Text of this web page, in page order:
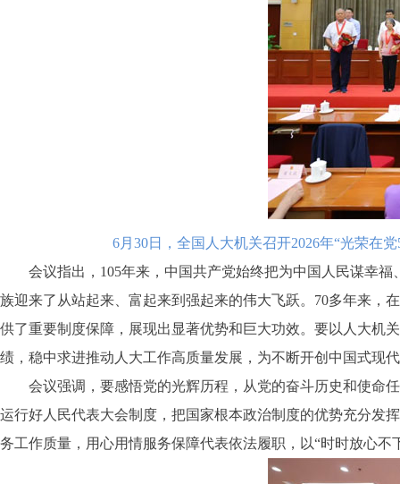
6月30日，全国人大机关召开2026年“光荣在
会议指出，105年来，中国共产党始终把为中国人民谋幸福
族迎来了从站起来、富起来到强起来的伟大飞跃。70多年来，
供了重要制度保障，展现出显著优势和巨大功效。要以人大机
绩，稳中求进推动人大工作高质量发展，为不断开创中国式现
会议强调，要感悟党的光辉历程，从党的奋斗历史和使命任
运行好人民代表大会制度，把国家根本政治制度的优势充分发
务工作质量，用心用情服务保障代表依法履职，以“时时放心